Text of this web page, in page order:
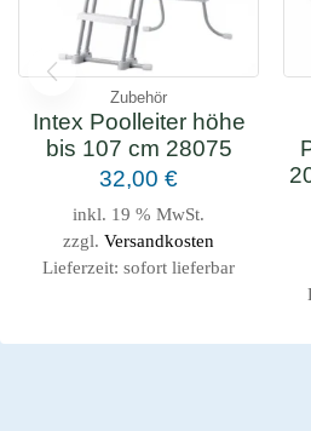
Zubehör
Intex Poolleiter höhe
bis 107 cm 28075
32,00 €
inkl. 19 % MwSt.
zzgl. Versandkosten
Lieferzeit: sofort lieferbar